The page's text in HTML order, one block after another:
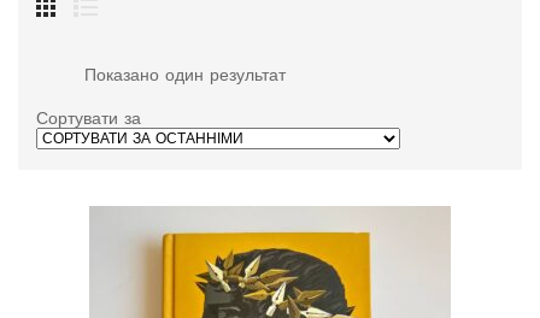
Показано один результат
Сортувати за